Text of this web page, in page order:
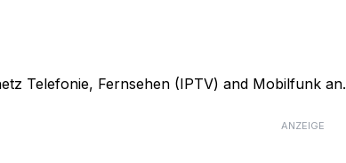
Telefonie, Fernsehen (IPTV) and Mobilfunk an.
ANZEIGE